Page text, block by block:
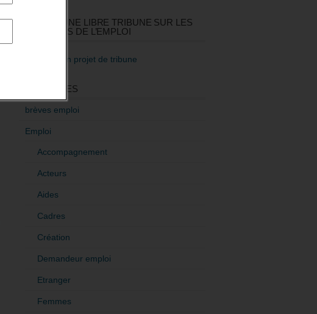
RÉDIGEZ UNE LIBRE TRIBUNE SUR LES
POLITIQUES DE L’EMPLOI
>Décrire mon projet de tribune
CATÉGORIES
brèves emploi
Emploi
Accompagnement
Acteurs
Aides
Cadres
Création
Demandeur emploi
Etranger
Femmes